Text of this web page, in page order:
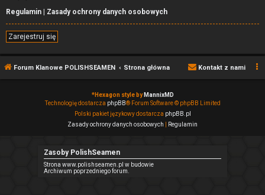
Regulamin | Zasady ochrony danych osobowych
Zarejestruj się
Forum Klanowe POLISHSEAMEN Strona główna Kontakt z nami
*Hexagon style by MannixMD
Technologię dostarcza phpBB® Forum Software © phpBB Limited
Polski pakiet językowy dostarcza phpBB.pl
Zasady ochrony danych osobowych
Regulamin
Zasoby PolishSeamen
Strona www.polishseamen.pl w budowie
Archiwum poprzedniego forum.